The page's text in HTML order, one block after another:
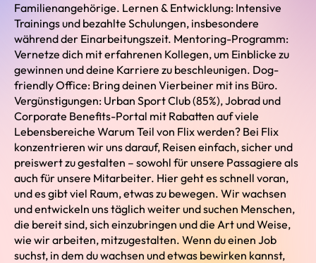
Familienangehörige. Lernen & Entwicklung: Intensive
Trainings und bezahlte Schulungen, insbesondere
während der Einarbeitungszeit. Mentoring-Programm:
Vernetze dich mit erfahrenen Kollegen, um Einblicke zu
gewinnen und deine Karriere zu beschleunigen. Dog-
friendly Office: Bring deinen Vierbeiner mit ins Büro.
Vergünstigungen: Urban Sport Club (85%), Jobrad und
Corporate Benefits-Portal mit Rabatten auf viele
Lebensbereiche Warum Teil von Flix werden? Bei Flix
konzentrieren wir uns darauf, Reisen einfach, sicher und
preiswert zu gestalten – sowohl für unsere Passagiere als
auch für unsere Mitarbeiter. Hier geht es schnell voran,
und es gibt viel Raum, etwas zu bewegen. Wir wachsen
und entwickeln uns täglich weiter und suchen Menschen,
die bereit sind, sich einzubringen und die Art und Weise,
wie wir arbeiten, mitzugestalten. Wenn du einen Job
suchst, in dem du wachsen und etwas bewirken kannst,